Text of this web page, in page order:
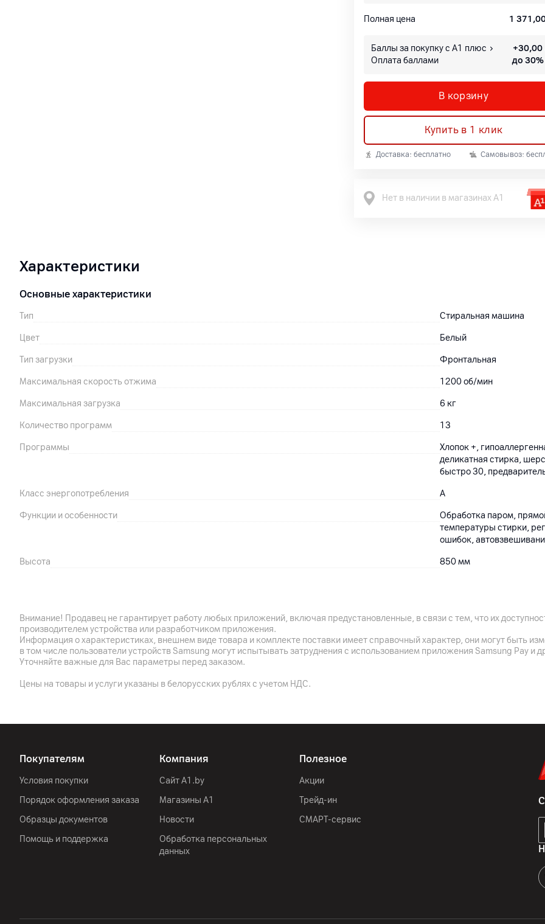
Полная цена 1
Баллы за покупку с А1 плюс +30,00
Оплата баллами
до 30%
В корзину
Купить в 1 клик
Доставка: бесплатно Самовывоз:
Нет в наличии в магазинах А1
Характеристики
Основные характеристики
Тип Стиральная машина
Цвет Белый
Тип загрузки Фронтальная
Максимальная скорость отжима 1200 об/мин
Максимальная загрузка 6 кг
Количество программ 13
Программы
Хлопок +,
деликатная стирка,
быcтpо 30,
Класс энергопотребления A
Функции и особенности
Обработка паром,
температуры стирки,
ошибок,
Высота 850мм
Габариты (подробнее)
Вес 59 кг
Другие характеристики
Импортер ООО "Электросервис и
Рузский городской
Комплект поставки комплектная
Страна производитель
Внимание! Продавец не гарантирует работу любых приложений, включая предустановленные, в связи с тем, что их
производителем устройства или разработчиком приложения.
Информация о характеристиках, внешнем виде товара и комплекте поставки имеет справочный характер, они могут быть
в том числе пользователи устройств Samsung могут испытывать затруднения с использованием приложения Samsung Pay и
Уточняйте важные для Вас параметры перед заказом.
Цены на товары и услуги указаны в белорусских рублях с учетом НДС.
Покупателям
Условия покупки
Порядок оформления заказа
Образцы документов
Помощь и поддержка
Компания
Сайт A1.by
Магазины А1
Новости
Обработка персональных
данных
Полезное
Акции
Трейд-ин
СМАРТ-сервис